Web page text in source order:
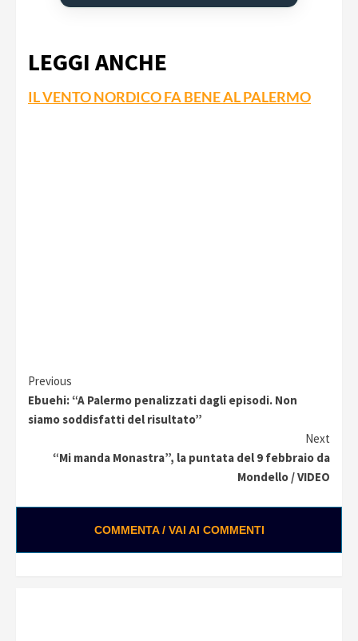
LEGGI ANCHE
IL VENTO NORDICO FA BENE AL PALERMO
Continue
Reading
Previous
Ebuehi: “A Palermo penalizzati dagli episodi. Non
siamo soddisfatti del risultato”
Next
“Mi manda Monastra”, la puntata del 9 febbraio da
Mondello / VIDEO
COMMENTA / VAI AI COMMENTI